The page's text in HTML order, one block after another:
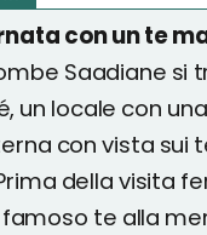
con un te
Saadiane si
un locale con
con vista sui
della visita
te alla